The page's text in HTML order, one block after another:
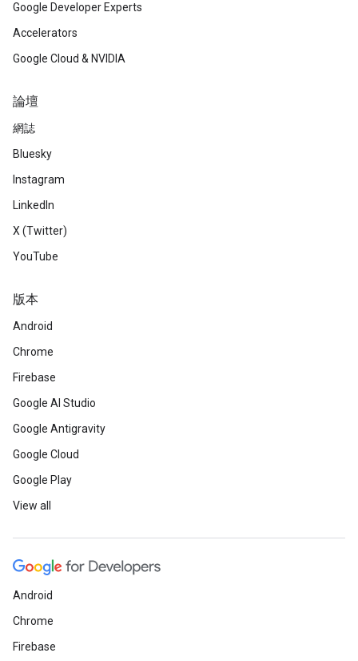
Google Developer Experts
Accelerators
Google Cloud & NVIDIA
論壇
網誌
Bluesky
Instagram
LinkedIn
X (Twitter)
YouTube
版本
Android
Chrome
Firebase
Google AI Studio
Google Antigravity
Google Cloud
Google Play
View all
Android
Chrome
Firebase